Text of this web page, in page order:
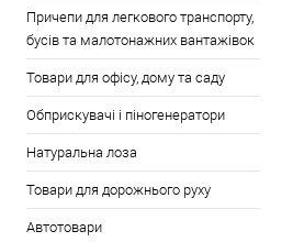
Причепи для легкового транспорту,
бусів та малотонажних вантажівок
Товари для офісу, дому та саду
Обприскувачі і піногенератори
Натуральна лоза
Товари для дорожнього руху
Автотовари